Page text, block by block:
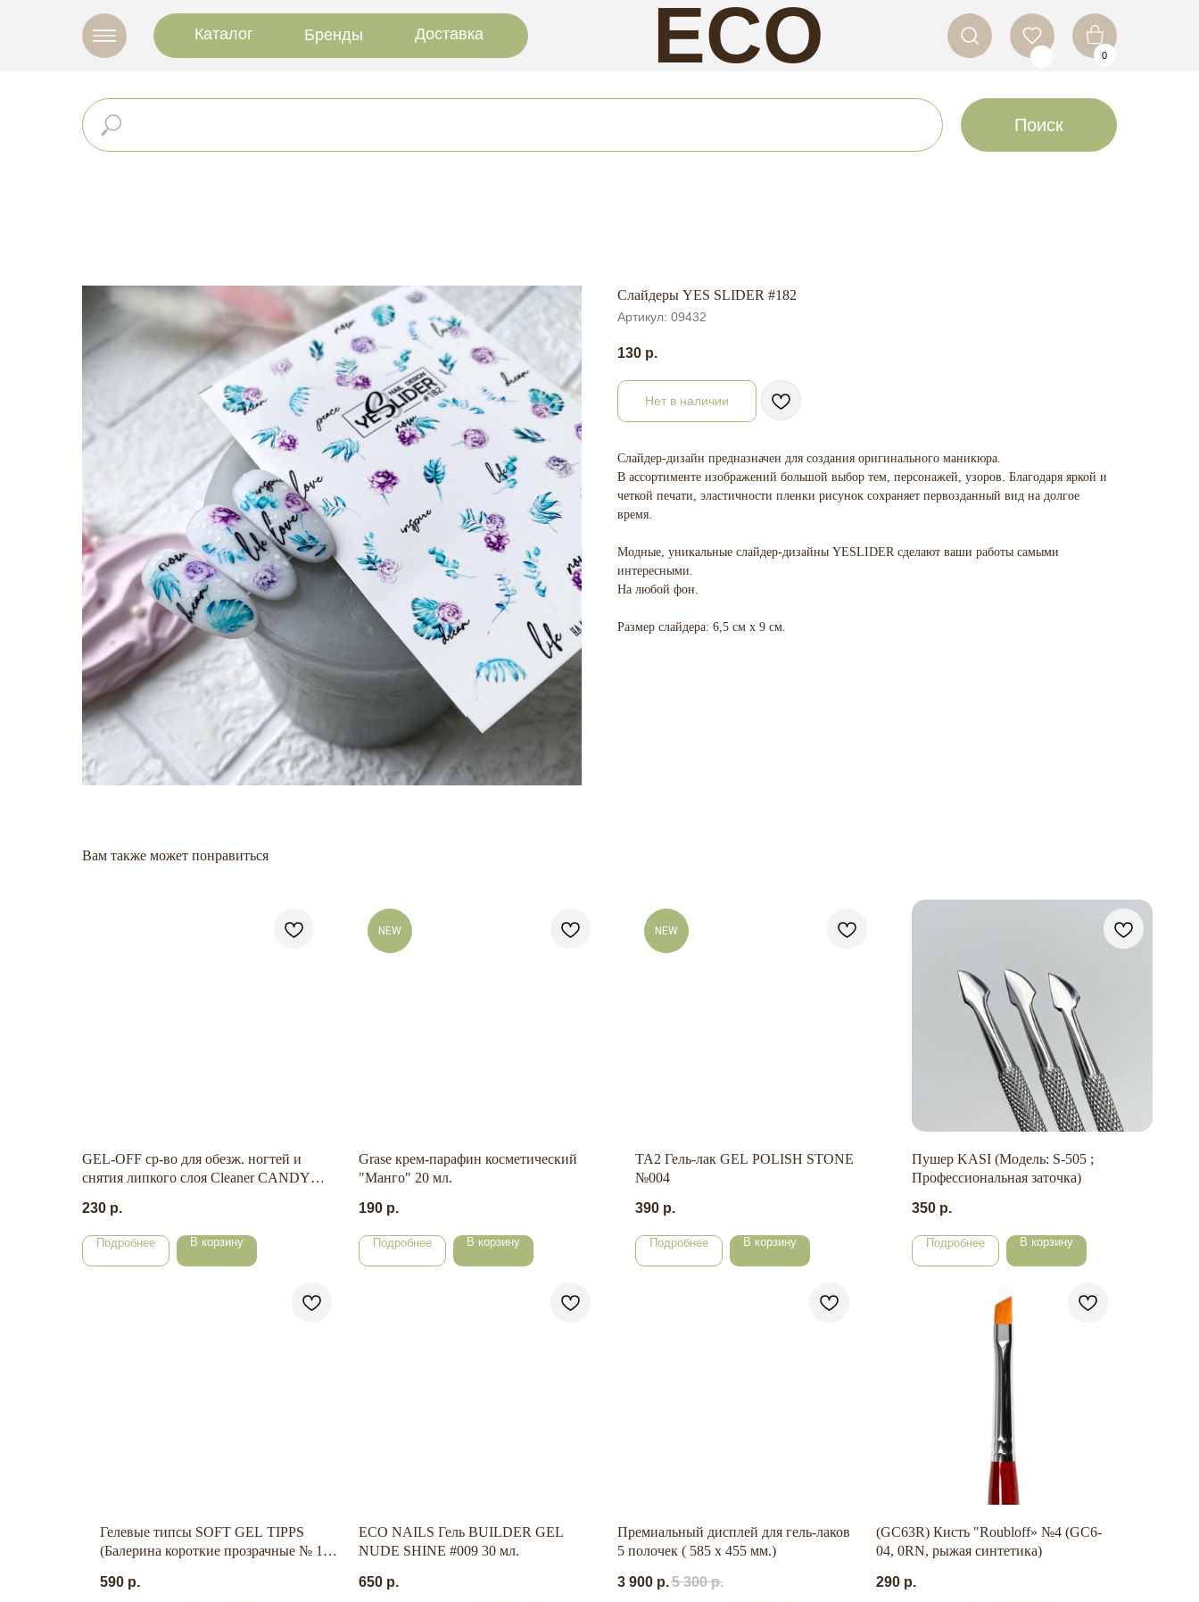
0
ECO
NAILS
Доставка
Каталог Бренды
Поиск
Слайдеры YES SLIDER #182
Артикул: 09432
130 р.
Нет в наличии
Слайдер-дизайн предназначен для создания оригинального маникюра.
В ассортименте изображений большой выбор тем, персонажей, узоров. Благодаря яркой и
четкой печати, эластичности пленки рисунок сохраняет первозданный вид на долгое
время.
Модные, уникальные слайдер-дизайны YESLIDER сделают ваши работы самыми
интересными.
На любой фон.
Размер слайдера: 6,5 см х 9 см.
Вам также может понравиться
GEL-OFF ср-во для обезж. ногтей и
снятия липкого слоя Cleaner CANDY,
помпой, 200 мл.
230 р.
Подробнее В корзину
NEW
Grase крем-парафин косметический
"Манго" 20 мл.
190 р.
Подробнее В корзину
NEW
TA2 Гель-лак GEL POLISH STONE
№004
390 р.
Подробнее В корзину
Пушер KASI (Модель: S-505 ;
Профессиональная заточка)
350 р.
Подробнее В корзину
Гелевые типсы SOFT GEL TIPPS
(Балерина короткие прозрачные № 11
590 р.
ECO NAILS Гель BUILDER GEL
NUDE SHINE #009 30 мл.
650 р.
Премиальный дисплей для гель-лаков
5 полочек ( 585 х 455 мм.)
3 900 р.5 300 р.
(GC63R) Кисть "Roubloff» №4 (GC6-
04, 0RN, рыжая синтетика)
290 р.